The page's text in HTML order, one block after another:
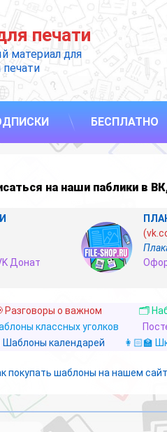
печати
материал для
БЕСПЛАТНО
на наши паблики в ВК
Донат
Разговоры о важном 🗂️
классных уголков
Шаблоны календарей 👩🏻‍🏫
покупать шаблоны на нашем